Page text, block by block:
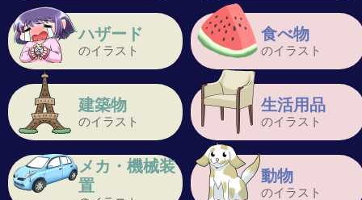
ハザード
のイラスト
食べ物
のイラスト
建築物
のイラスト
生活用品
のイラスト
メカ・機械装
置
動物
のイラスト